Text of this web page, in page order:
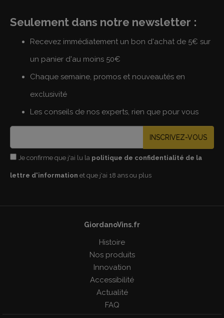
Seulement dans notre newsletter :
Recevez immédiatement un bon d'achat de 5€ sur
un panier d'au moins 50€
Chaque semaine, promos et nouveautés en
exclusivité
Les conseils de nos experts, rien que pour vous
INSCRIVEZ-VOUS
Je confirme que j'ai lu la politique de confidentialité de la
lettre d'information et que j'ai 18 ans ou plus
GiordanoVins.fr
Histoire
Nos produits
Innovation
Accessibilité
Actualité
FAQ